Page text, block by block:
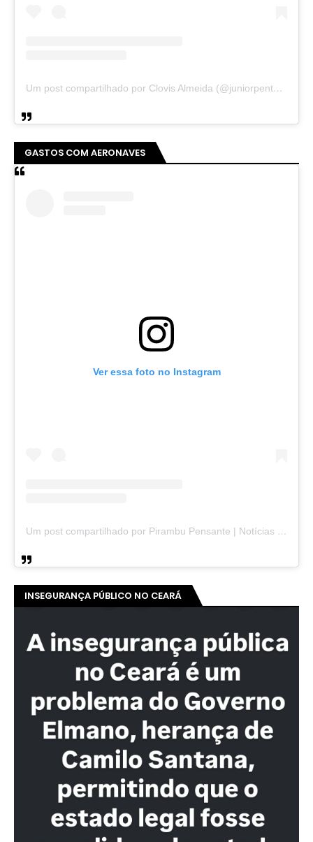
Um post compartilhado por Clovis Almeida (@juniorpentecoste01)
GASTOS COM AERONAVES
Ver essa foto no Instagram
Um post compartilhado por Pirambu Pensante | Notícias & Entretenimento (@pirambupensante)
INSEGURANÇA PÚBLICO NO CEARÁ